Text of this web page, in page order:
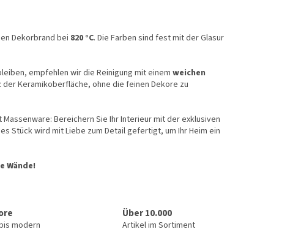
Dekorbrand bei 820 °C. Die Farben sind fest mit der Glasur
empfehlen wir die Reinigung mit einemweichen
Keramikoberfläche, ohne die feinen Dekore zu
Bereichern Sie Ihr Interieur mit der exklusiven
Stück wird mit Liebe zum Detail gefertigt, um Ihr Heim ein
Wände!
modern
Über 10.000
Artikel im Sortiment